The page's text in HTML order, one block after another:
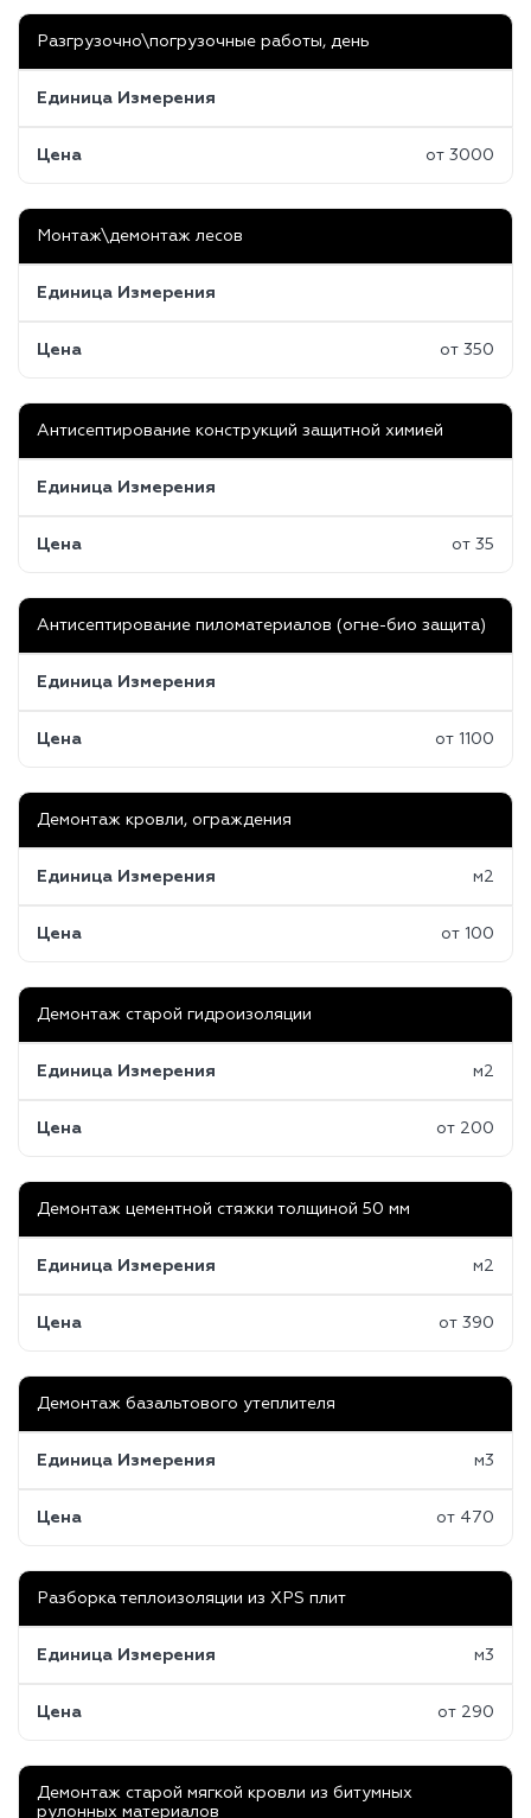
Разгрузочно\погрузочные работы, день
Единица Измерения
Цена от 3000
Монтаж\демонтаж лесов
Единица Измерения
Цена от 350
Антисептирование конструкций защитной химией
Единица Измерения
Цена от 35
Антисептирование пиломатериалов (огне-био защита)
Единица Измерения
Цена от 1100
Демонтаж кровли, ограждения
Единица Измерения м2
Цена от 100
Демонтаж старой гидроизоляции
Единица Измерения м2
Цена от 200
Демонтаж цементной стяжки толщиной 50 мм
Единица Измерения м2
Цена от 390
Демонтаж базальтового утеплителя
Единица Измерения м3
Цена от 470
Разборка теплоизоляции из XPS плит
Единица Измерения м3
Цена от 290
Демонтаж старой мягкой кровли из битумных
рулонных материалов